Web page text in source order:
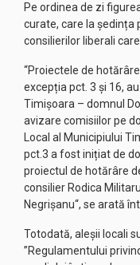
Pe ordinea de zi
curate, care la ședința
consilierilor liberali
“Proiectele de
excepția pct. 3 și 16,
Timișoara – domnul
avizare comisiilor pe
Local al Municipiului
pct.3 a fost inițiat de
proiectul de hotărâre
consilier Rodica
Negrișanu“, se arată
Totodată, aleșii locali
”Regulamentului